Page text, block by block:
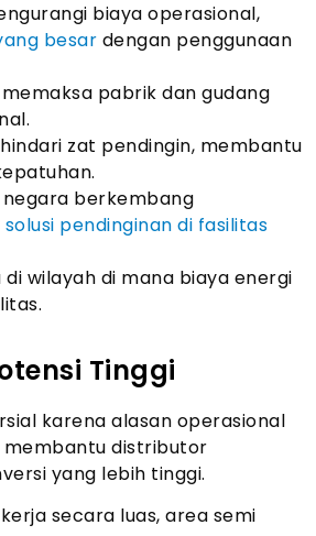
biaya operasional,
besar dengan penggunaan
pabrik dan gudang
zat pendingin, membantu
berkembang
solusi pendinginan di fasilitas
wilayah di mana biaya energi
Tinggi
karena alasan operasional
distributor
yang lebih tinggi.
secara luas, area semi